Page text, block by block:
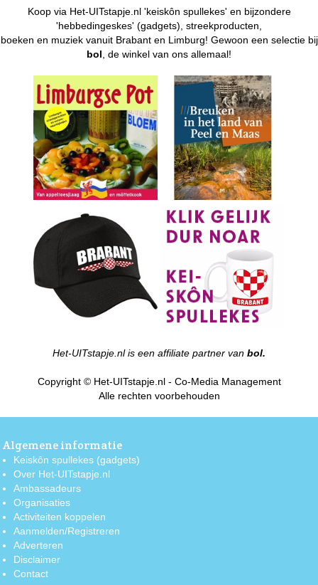
Koop via Het-UITstapje.nl 'keiskôn spullekes' en bijzondere
'hebbedingeskes' (gadgets), streekproducten,
boeken en muziek vanuit Brabant en Limburg! Gewoon een selectie bij
bol , de winkel van ons allemaal!
Het-UITstapje.nl is een affiliate partner van bol.
Copyright © Het-UITstapje.nl - Co-Media Management
Alle rechten voorbehouden
Algemene informatie
Keiskôn spullekes (gadgets)
Over Het-UITstapje.nl
Ambassadeurs
Organisaties
Activiteiten koppelen
Aanmelden/Registreren
Adverteren
Disclaimer
Contact